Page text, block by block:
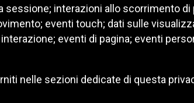
interazioni allo scorrimento
eventi touch; dati sulle
eventi di pagina; eventi
nelle sezioni dedicate di questa